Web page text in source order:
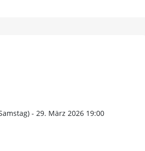
- 29. März 2026 19:00